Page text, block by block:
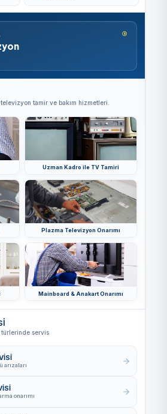
®
tamir ve bakım hizmetleri.
Uzman Kadro ile TV Tamiri
Plazma Televizyon Onarımı
Mainboard & Anakart Onarımı
türlerinde servis
arızaları
onarımı